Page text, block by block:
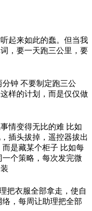
起来如此的蠢。但当我
，要一天跑三公里，要
钟 不要制定跑三公
样的计划，而是仅仅做
情变得无比的难 比如
插头拔掉，遥控器拔出
是藏某个柜子 比如每
个策略，每次发完微
把衣服全部拿走，使自
，每周让助理把全部